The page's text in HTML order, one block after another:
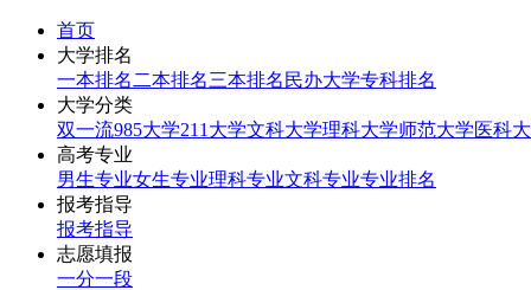
首页
大学排名
一本排名 二本排名三本排名 民办大学专科排名
大学分类
双一流985大学211大学文科大学理科大学师范大学医科
高考专业
男生专业女生专业理科专业文科专业专业排名
报考指导
报考指导
志愿填报
一分一段